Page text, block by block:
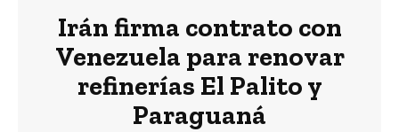
Irán firma contrato con
Venezuela para renovar
refinerías El Palito y
Paraguaná